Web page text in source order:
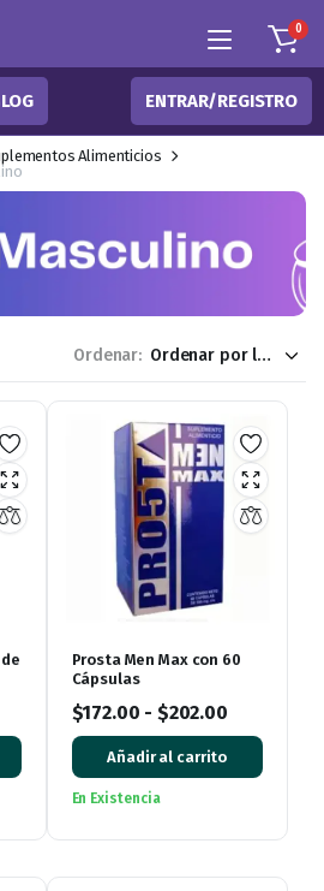
0
ENTRAR/REGISTRO
Alimenticios
Ordenar:
Prosta Men Max con 60
Cápsulas
$172.00 - $202.00
Añadir al carrito
En Existencia